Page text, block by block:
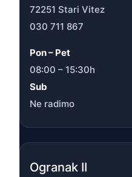
72251 Stari Vitez
030 711 867
Pon – Pet
08:00 – 15:30h
Sub
Ne radimo
Ogranak II